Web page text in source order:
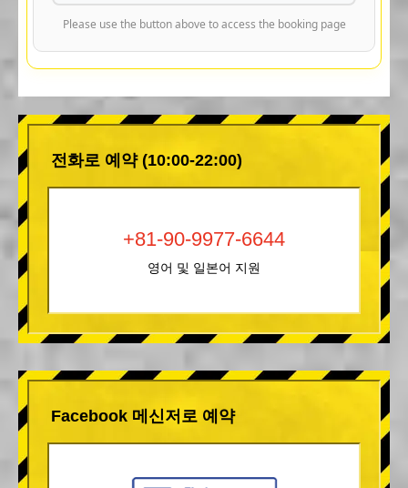
Please use the button above to access the booking page
전화로 예약 (10:00-22:00)
+81-90-9977-6644
영어 및 일본어 지원
Facebook 메신저로 예약